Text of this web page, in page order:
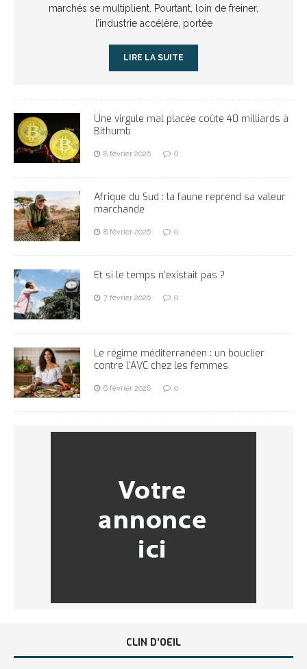
marchés se multiplient. Pourtant, loin de freiner,
l’industrie accélère, portée
LIRE LA SUITE
Une virgule mal placée coûte 40 milliards à
Bithumb
8 février 2026 0
Afrique du Sud : la faune reprend sa valeur
marchande
8 février 2026 0
Et si le temps n’existait pas ?
7 février 2026 0
Le régime méditerranéen : un bouclier
contre l’AVC chez les femmes
6 février 2026 0
CLIN D’OEIL